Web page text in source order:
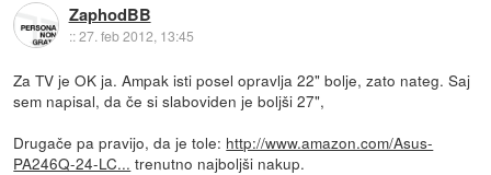
ZaphodBB
::27. feb 2012, 13:45
Za TV je OK ja. Ampak isti posel opravlja 22" bolje, zato nateg. Saj
sem napisal, da če si slaboviden je boljši 27",
Drugače pa pravijo, da je tole: http://www.amazon.com/Asus-
PA246Q-24-LC... trenutno najboljši nakup.